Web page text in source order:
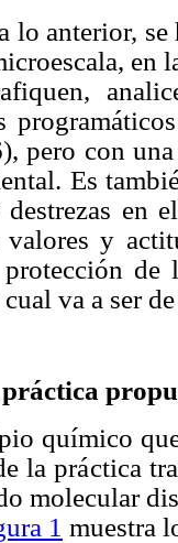
lo anterior,
en
pero con
Es
en
valores y
va a ser
que
la práctica
molecular
1 muestra